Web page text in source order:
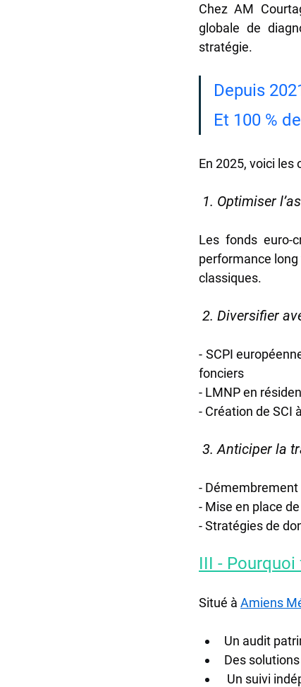
Chez AM
globale de
stratégie.
Depuis
Et 100 %
En 2025, voici
1. Optimiser
Les fonds euro-
performance
classiques.
2. Diversifier
- SCPI
fonciers
- LMNP en
- Création de SCI
3. Anticiper la
-
- Mise en place
- Stratégies de
III -
Situé à Amiens
Un audit
Des
Un suivi